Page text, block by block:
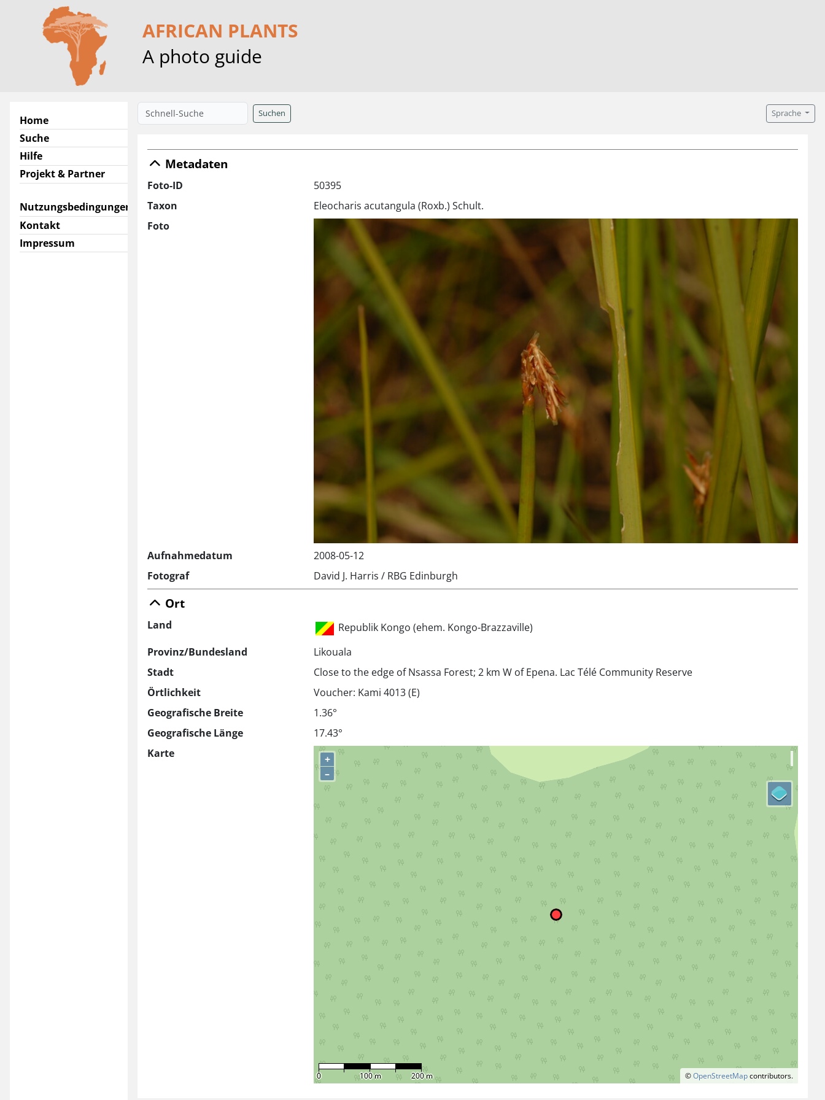
AFRICAN PLANTS
A photo guide
Home
Suche
Hilfe
Projekt & Partner
Nutzungsbedingungen
Kontakt
Impressum
Suchen Sprache
Metadaten
Foto-ID
50395
Taxon
Eleocharis acutangula (Roxb.) Schult.
Foto
Aufnahmedatum
2008-05-12
Fotograf
David J. Harris / RBG Edinburgh
Ort
Land
Republik Kongo (ehem. Kongo-Brazzaville)
Provinz/Bundesland
Likouala
Stadt
Close to the edge of Nsassa Forest; 2 km W of Epena. Lac Télé Community Reserve
Örtlichkeit
Voucher: Kami 4013 (E)
Geografische Breite
1.36°
Geografische Länge
17.43°
Karte
+
–
©OpenStreetMapcontributors.
0 100 m 200 m